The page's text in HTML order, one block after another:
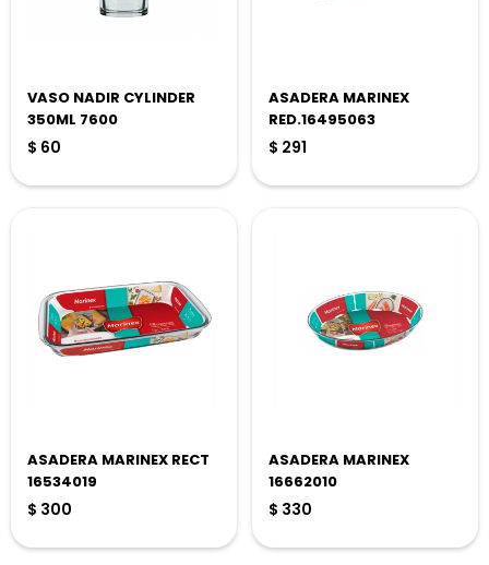
VASO NADIR CYLINDER
350ML 7600
$ 60
ASADERA MARINEX
RED.16495063
$ 291
ASADERA MARINEX RECT
16534019
$ 300
ASADERA MARINEX
16662010
$ 330